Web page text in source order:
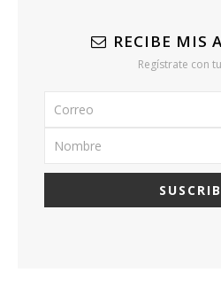
RECIBE MIS
Regístrate con